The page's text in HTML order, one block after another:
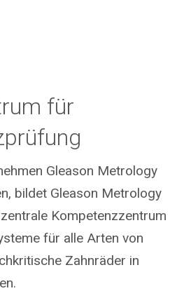
für
Gleason Metrology
bildet Gleason Metrology
Kompetenzzentrum
für alle Arten von
Zahnräder in